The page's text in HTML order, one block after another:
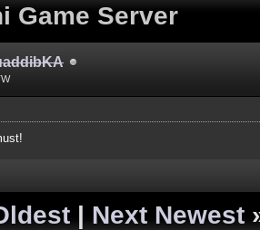
Game Server
| Next Newest